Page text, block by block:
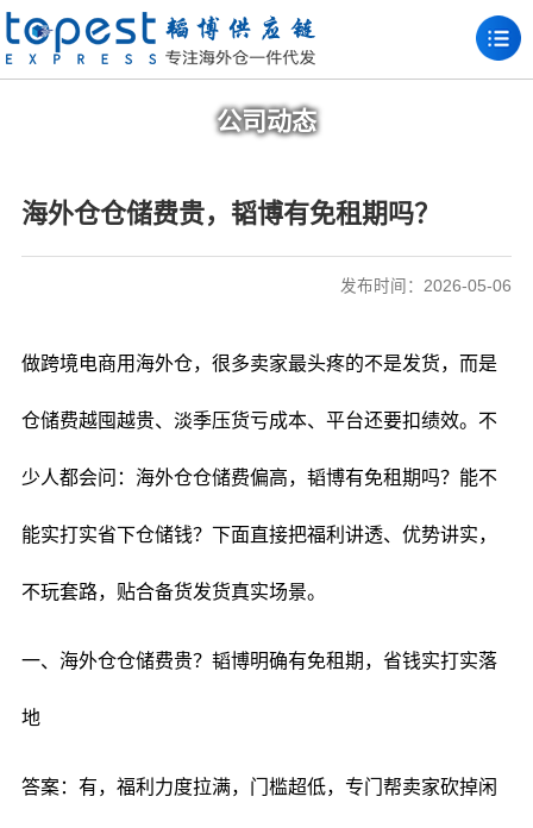
公司动态
海外仓仓储费贵，韬博有免租期吗？
发布时间：2026-05-06
做跨境电商用海外仓，很多卖家最头疼的不是发货，而是
仓储费越囤越贵、淡季压货亏成本、平台还要扣绩效。不
少人都会问：海外仓仓储费偏高，韬博有免租期吗？能不
能实打实省下仓储钱？下面直接把福利讲透、优势讲实，
不玩套路，贴合备货发货真实场景。
一、海外仓仓储费贵？韬博明确有免租期，省钱实打实落
地
答案：有，福利力度拉满，门槛超低，专门帮卖家砍掉闲